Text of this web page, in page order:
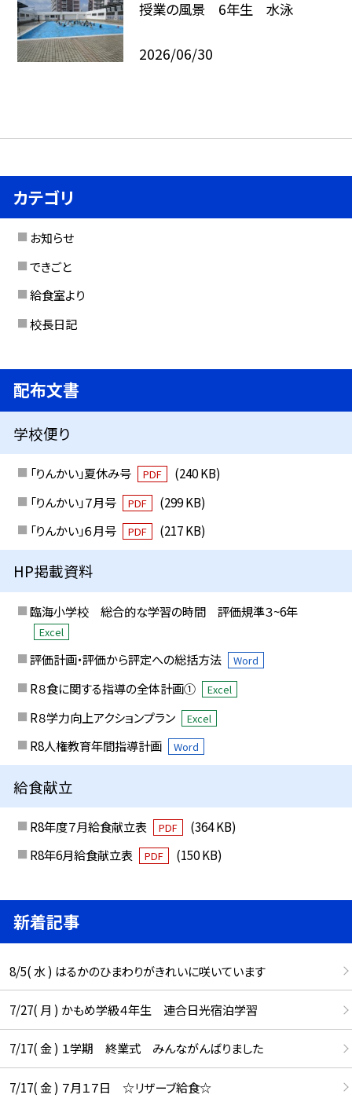
授業の風景 6年生 水泳
2026/06/30
カテゴリ
お知らせ
できごと
給食室より
校長日記
配布文書
学校便り
「りんかい」夏休み号 PDF
(240 KB)
「りんかい」７月号
PDF
(299 KB)
「りんかい」６月号
PDF (217 KB)
HP掲載資料
臨海小学校 総合的な学習の時間 評価規準３~6年
Excel
評価計画・評価から評定への総括方法 Word
R８食に関する指導の全体計画① Excel
R８学力向上アクションプラン Excel
R8人権教育年間指導計画 Word
給食献立
R8年度７月給食献立表 PDF
(364 KB)
R8年6月給食献立表
PDF (150 KB)
新着記事
8/5( 水 ) はるかのひまわりがきれいに咲いています
7/27( 月 ) かもめ学級４年生 連合日光宿泊学習
7/17( 金 ) １学期 終業式 みんながんばりました
7/17( 金 ) ７月１７日 ☆リザーブ給食☆